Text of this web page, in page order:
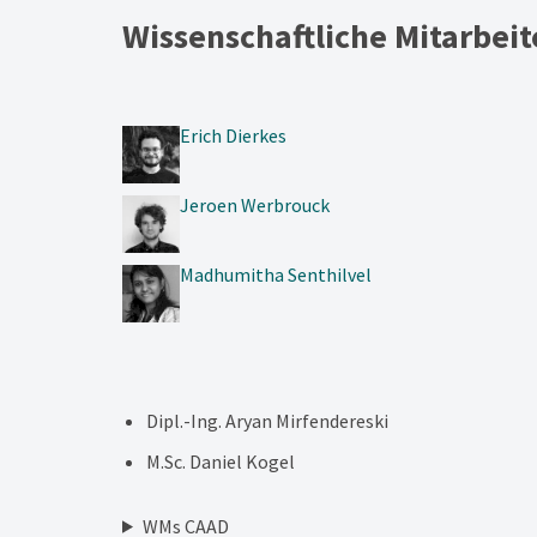
Wissenschaftliche
Erich Dierkes
Jeroen Werbrouck
Madhumitha Senthilvel
Dipl.-Ing. Aryan Mirfendereski
M.Sc. Daniel Kogel
WMs CAAD